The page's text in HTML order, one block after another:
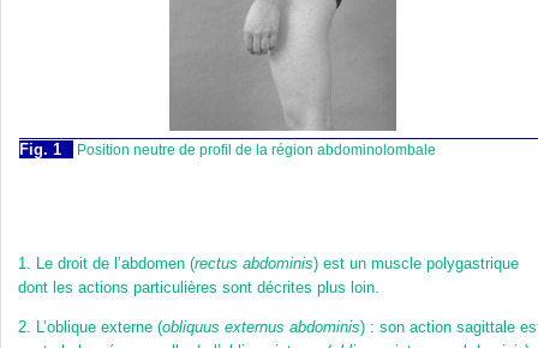
Fig. 1 Position neutre de profil de la région abdominolombale
1. Le droit de l’abdomen (rectus abdominis) est un muscle polygastrique
dont les actions particulières sont décrites plus loin.
2. L’oblique externe (obliquus externus abdominis) : son action sagittale